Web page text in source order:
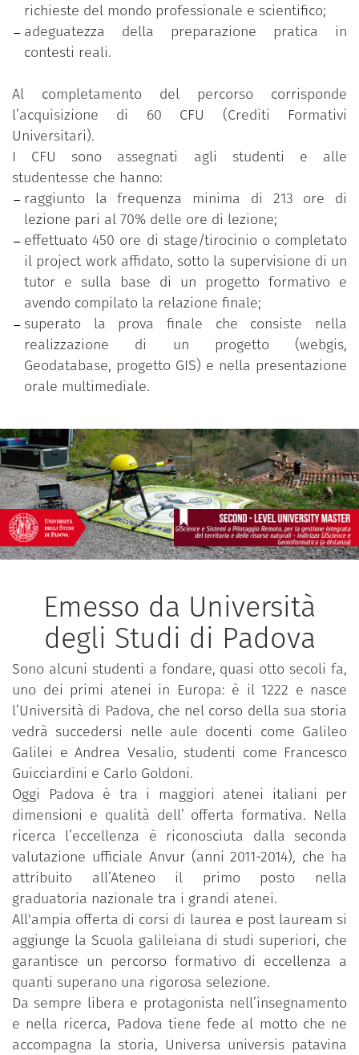
richieste del mondo professionale e scientifico;
adeguatezza della preparazione pratica in
contesti reali.
Al completamento del percorso corrisponde
l’acquisizione di 60 CFU (Crediti Formativi
Universitari).
I CFU sono assegnati agli studenti e alle
studentesse che hanno:
raggiunto la frequenza minima di 213 ore di
lezione pari al 70% delle ore di lezione;
effettuato 450 ore di stage/tirocinio o completato
il project work affidato, sotto la supervisione di un
tutor e sulla base di un progetto formativo e
avendo compilato la relazione finale;
superato la prova finale che consiste nella
realizzazione di un progetto (webgis,
Geodatabase, progetto GIS) e nella presentazione
orale multimediale.
Emesso da Università
degli Studi di Padova
Sono alcuni studenti a fondare, quasi otto secoli fa,
uno dei primi atenei in Europa: è il 1222 e nasce
l’Università di Padova, che nel corso della sua storia
vedrà succedersi nelle aule docenti come Galileo
Galilei e Andrea Vesalio, studenti come Francesco
Guicciardini e Carlo Goldoni.
Oggi Padova è tra i maggiori atenei italiani per
dimensioni e qualità dell’ offerta formativa. Nella
ricerca l’eccellenza è riconosciuta dalla seconda
valutazione ufficiale Anvur (anni 2011-2014), che ha
attribuito all’Ateneo il primo posto nella
graduatoria nazionale tra i grandi atenei.
All'ampia offerta di corsi di laurea e post lauream si
aggiunge la Scuola galileiana di studi superiori, che
garantisce un percorso formativo di eccellenza a
quanti superano una rigorosa selezione.
Da sempre libera e protagonista nell’insegnamento
e nella ricerca, Padova tiene fede al motto che ne
accompagna la storia, Universa universis patavina